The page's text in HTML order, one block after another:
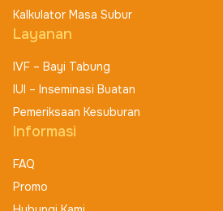
Kalkulator Masa Subur
Layanan
IVF – Bayi Tabung
IUI – Inseminasi Buatan
Pemeriksaan Kesuburan
Informasi
FAQ
Promo